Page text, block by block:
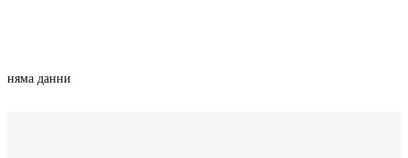
няма данни